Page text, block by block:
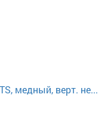
медный, верт. не...